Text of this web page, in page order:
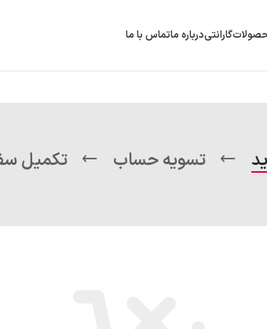
گارانتیدرباره ماتماس با ما
تسویه حساب تکمیل